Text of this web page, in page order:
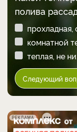
полива
прохладная,
комнатной
теплая, не
Следующий
РЕКЛАМА